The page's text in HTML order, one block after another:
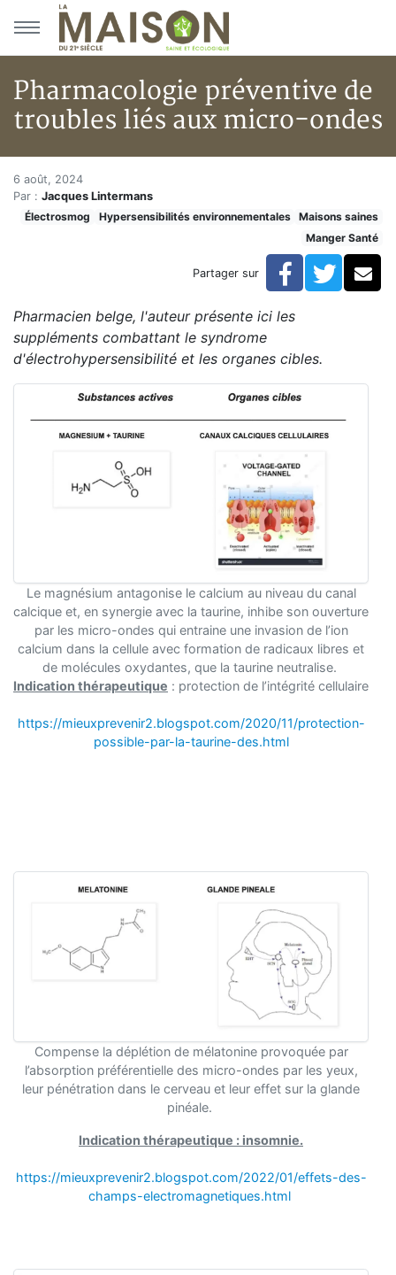
Aller au menu principal
Aller au contenu principal
Pharmacologie préventive de
troubles liés aux micro-ondes
Accueil
Articles
Maisons saines
Pharmacologie préventive de troubles liés aux
Pharmacologie préventive de
6 août, 2024
Par : Jacques Lintermans
Électrosmog
Hypersensibilités environnementales
Maisons saines
Manger Santé
Partager sur Facebook
Pharmacien belge, l'auteur présente ici les
suppléments combattant le syndrome
d'électrohypersensibilité et les organes cibles.
Le magnésium antagonise le calcium au niveau du canal
calcique et, en synergie avec la taurine, inhibe son ouverture
par les micro-ondes qui entraine une invasion de l’ion
calcium dans la cellule avec formation de radicaux libres et
de molécules oxydantes, que la taurine neutralise.
Indication thérapeutique : protection de l’intégrité cellulaire
https://mieuxprevenir2.blogspot.com/2020/11/protection-
possible-par-la-taurine-des.html
Compense la déplétion de mélatonine provoquée par
l’absorption préférentielle des micro-ondes par les yeux,
leur pénétration dans le cerveau et leur effet sur la glande
pinéale.
Indication thérapeutique : insomnie.
https://mieuxprevenir2.blogspot.com/2022/01/effets-des-
champs-electromagnetiques.html